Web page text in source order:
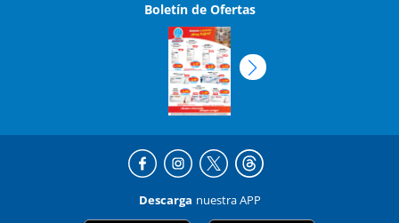
Boletín de Ofertas
Descarga nuestra APP